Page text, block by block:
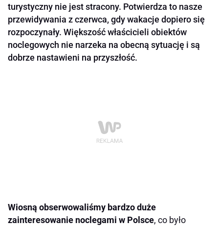
turystyczny nie jest stracony. Potwierdza to nasze
przewidywania z czerwca, gdy wakacje dopiero się
rozpoczynały. Większość właścicieli obiektów
noclegowych nie narzeka na obecną sytuację i są
dobrze nastawieni na przyszłość.
Wiosną obserwowaliśmy bardzo duże
zainteresowanie noclegami w Polsce, co było